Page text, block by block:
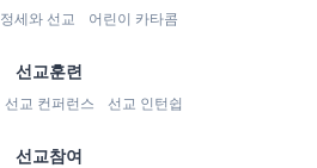
정세와 선교 어린이 카타콤
선교훈련
선교 컨퍼런스 선교 인턴쉽
선교참여